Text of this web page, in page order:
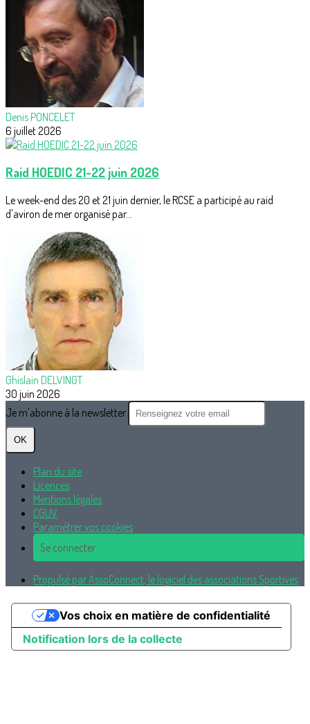
Denis PONCELET
6 juillet 2026
Raid HOEDIC 21-22 juin 2026
Le week-end des 20 et 21 juin dernier, le RCSE a participé au raid
d'aviron de mer organisé par...
Ghislain DELVINGT
30 juin 2026
Je m'abonne à la newsletter
OK
Plan du site
Licences
Mentions légales
CGUV
Paramétrer vos cookies
Se connecter
Propulsé par AssoConnect, le logiciel des associations Sportives
Notification lors de la collecte
Vos choix en matière de confidentialité